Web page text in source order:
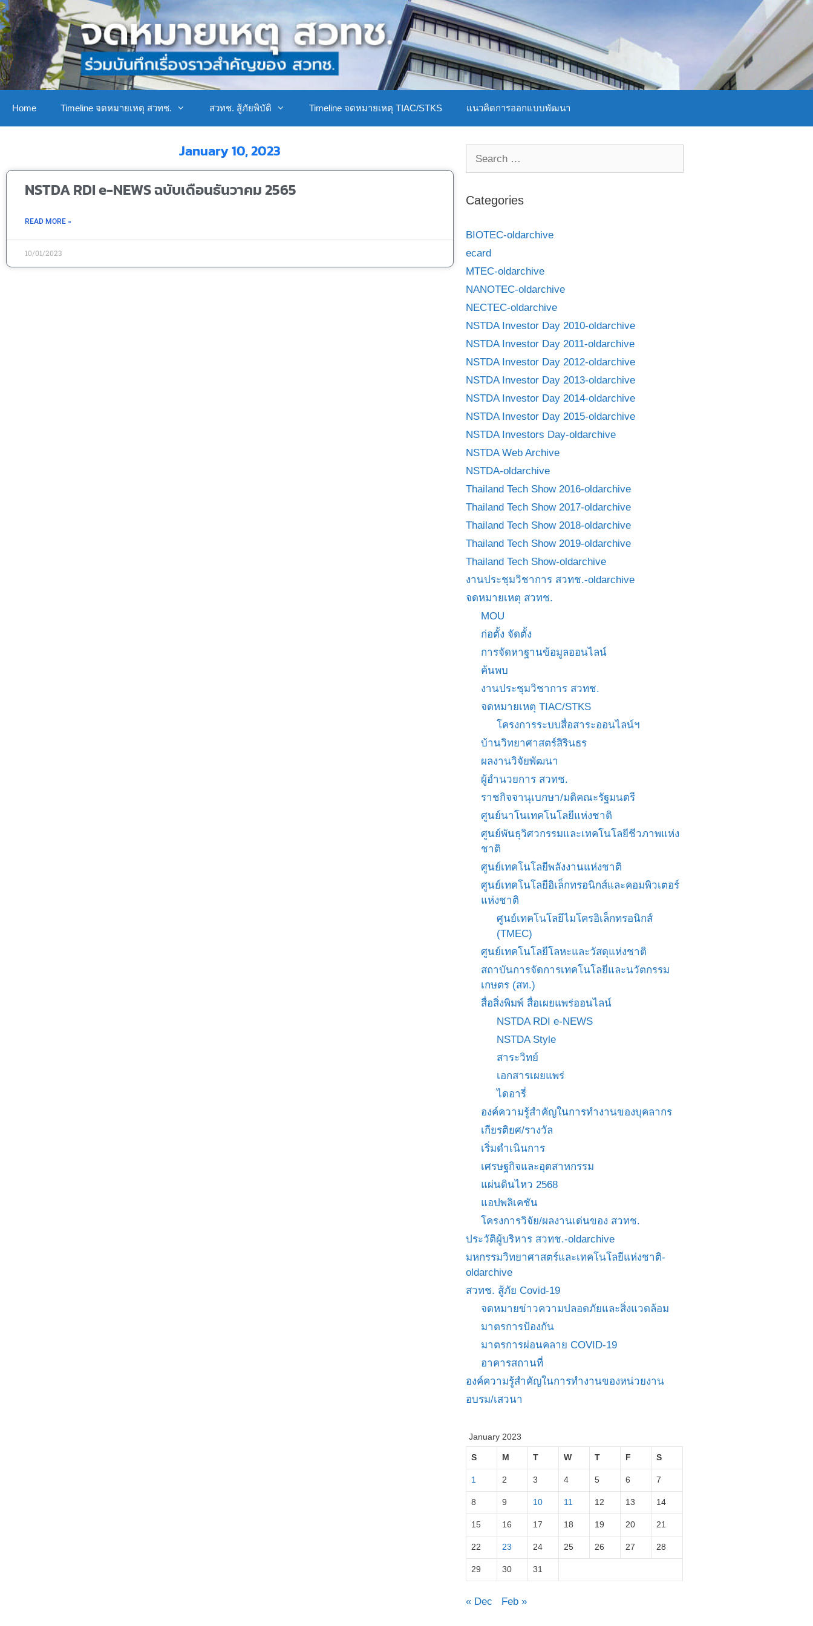
Home Timeline จดหมายเหตุ สวทช. สวทช. สู้ภัยพิบัติ Timeline จดหมายเหตุ TIAC/STKS แนวคิดการออกแบบพัฒนา
January 10, 2023
NSTDA RDI e-NEWS ฉบับเดือนธันวาคม 2565
READ MORE »
10/01/2023
Categories
BIOTEC-oldarchive
ecard
MTEC-oldarchive
NANOTEC-oldarchive
NECTEC-oldarchive
NSTDA Investor Day 2010-oldarchive
NSTDA Investor Day 2011-oldarchive
NSTDA Investor Day 2012-oldarchive
NSTDA Investor Day 2013-oldarchive
NSTDA Investor Day 2014-oldarchive
NSTDA Investor Day 2015-oldarchive
NSTDA Investors Day-oldarchive
NSTDA Web Archive
NSTDA-oldarchive
Thailand Tech Show 2016-oldarchive
Thailand Tech Show 2017-oldarchive
Thailand Tech Show 2018-oldarchive
Thailand Tech Show 2019-oldarchive
Thailand Tech Show-oldarchive
งานประชุมวิชาการ สวทช.-oldarchive
จดหมายเหตุ สวทช.
MOU
ก่อตั้ง จัดตั้ง
การจัดหาฐานข้อมูลออนไลน์
ค้นพบ
งานประชุมวิชาการ สวทช.
จดหมายเหตุ TIAC/STKS
โครงการระบบสื่อสาระออนไลน์ฯ
บ้านวิทยาศาสตร์สิรินธร
ผลงานวิจัยพัฒนา
ผู้อำนวยการ สวทช.
ราชกิจจานุเบกษา/มติคณะรัฐมนตรี
ศูนย์นาโนเทคโนโลยีแห่งชาติ
ศูนย์พันธุวิศวกรรมและเทคโนโลยีชีวภาพแห่ง
ชาติ
ศูนย์เทคโนโลยีพลังงานแห่งชาติ
ศูนย์เทคโนโลยีอิเล็กทรอนิกส์และคอมพิวเตอร์
แห่งชาติ
ศูนย์เทคโนโลยีไมโครอิเล็กทรอนิกส์
(TMEC)
ศูนย์เทคโนโลยีโลหะและวัสดุแห่งชาติ
สถาบันการจัดการเทคโนโลยีและนวัตกรรม
เกษตร (สท.)
สื่อสิ่งพิมพ์ สื่อเผยแพร่ออนไลน์
NSTDA RDI e-NEWS
NSTDA Style
สาระวิทย์
เอกสารเผยแพร่
ไดอารี่
องค์ความรู้สำคัญในการทำงานของบุคลากร
เกียรติยศ/รางวัล
เริ่มดำเนินการ
เศรษฐกิจและอุตสาหกรรม
แผ่นดินไหว 2568
แอปพลิเคชัน
โครงการวิจัย/ผลงานเด่นของ สวทช.
ประวัติผู้บริหาร สวทช.-oldarchive
มหกรรมวิทยาศาสตร์และเทคโนโลยีแห่งชาติ-
oldarchive
สวทช. สู้ภัย Covid-19
จดหมายข่าวความปลอดภัยและสิ่งแวดล้อม
มาตรการป้องกัน
มาตรการผ่อนคลาย COVID-19
อาคารสถานที่
องค์ความรู้สำคัญในการทำงานของหน่วยงาน
อบรม/เสวนา
January 2023
S M T W T F S
1 2 3 4 5 6 7
8 9 10 11 12 13 14
15 16 17 18 19 20 21
22 23 24 25 26 27 28
29 30 31
« Dec Feb »